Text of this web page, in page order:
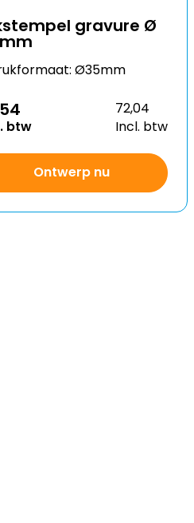
gravure Ø
Ø35mm
btw
72,04
Incl. btw
Ontwerp nu